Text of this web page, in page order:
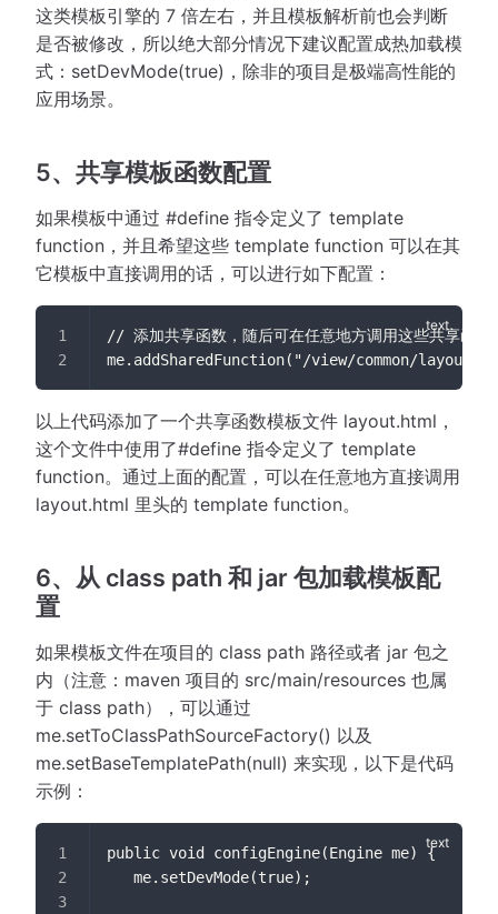
这类模板引擎的 7 倍左右，并且模板解析前也会判断
是否被修改，所以绝大部分情况下建议配置成热加载模
式：setDevMode(true)，除非的项目是极端高性能的
应用场景。
5、共享模板函数配置
如果模板中通过 #define 指令定义了 template
function，并且希望这些 template function 可以在其
它模板中直接调用的话，可以进行如下配置：
// 添加共享函数，随后可在任意地方调用这些共享函数
me.addSharedFunction("/view/common/
以上代码添加了一个共享函数模板文件 layout.html，
这个文件中使用了#define 指令定义了 template
function。通过上面的配置，可以在任意地方直接调用
layout.html 里头的 template function。
6、从 class path 和 jar 包加载模板配
置
如果模板文件在项目的 class path 路径或者 jar 包之
内（注意：maven 项目的 src/main/resources 也属
于 class path），可以通过
me.setToClassPathSourceFactory() 以及
me.setBaseTemplatePath(null) 来实现，以下是代码
示例：
public void configEngine(Engine me) {
   me.setDevMode(true);